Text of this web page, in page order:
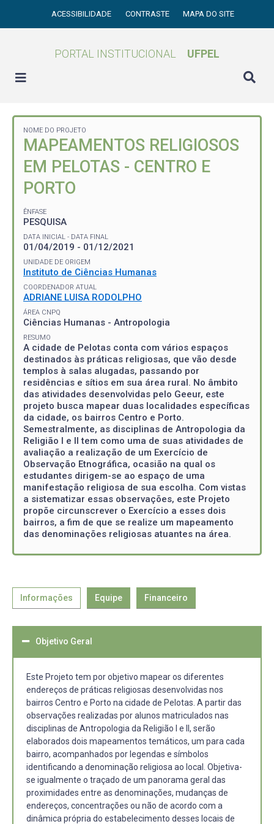
ACESSIBILIDADE CONTRASTE MAPA DO SITE
PORTAL INSTITUCIONAL UFPEL
NOME DO PROJETO
MAPEAMENTOS RELIGIOSOS
EM PELOTAS - CENTRO E
PORTO
ÊNFASE
PESQUISA
DATA INICIAL - DATA FINAL
01/04/2019 - 01/12/2021
UNIDADE DE ORIGEM
Instituto de Ciências Humanas
COORDENADOR ATUAL
ADRIANE LUISA RODOLPHO
ÁREA CNPQ
Ciências Humanas - Antropologia
RESUMO
A cidade de Pelotas conta com vários espaços
destinados às práticas religiosas, que vão desde
templos à salas alugadas, passando por
residências e sítios em sua área rural. No âmbito
das atividades desenvolvidas pelo Geeur, este
projeto busca mapear duas localidades específicas
da cidade, os bairros Centro e Porto.
Semestralmente, as disciplinas de Antropologia da
Religião I e II tem como uma de suas atividades de
avaliação a realização de um Exercício de
Observação Etnográfica, ocasião na qual os
estudantes dirigem-se ao espaço de uma
manifestação religiosa de sua escolha. Com vistas
a sistematizar essas observações, este Projeto
propõe circunscrever o Exercício a esses dois
bairros, a fim de que se realize um mapeamento
das denominações religiosas atuantes na área.
Informações Equipe Financeiro
Objetivo Geral
Este Projeto tem por objetivo mapear os diferentes
endereços de práticas religiosas desenvolvidas nos
bairros Centro e Porto na cidade de Pelotas. A partir das
observações realizadas por alunos matriculados nas
disciplinas de Antropologia da Religião I e II, serão
elaborados dois mapeamentos temáticos, um para cada
bairro, acompanhados por legendas e símbolos
identificando a denominação religiosa ao local. Objetiva-
se igualmente o traçado de um panorama geral das
proximidades entre as denominações, mudanças de
endereços, concentrações ou não de acordo com a
dinâmica própria do estabelecimento desses locais de